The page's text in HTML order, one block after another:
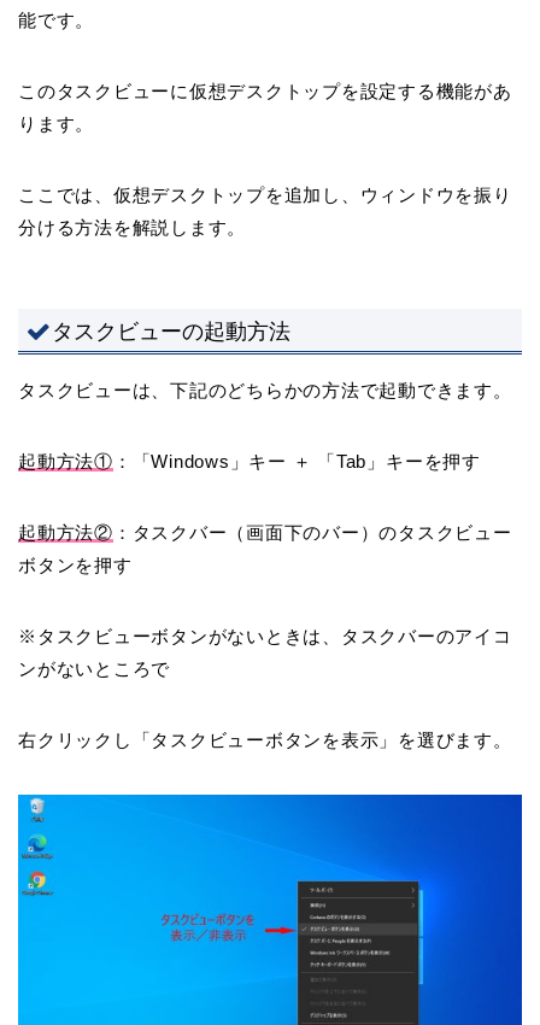
能です。
このタスクビューに仮想デスクトップを設定する機能があ
ります。
ここでは、仮想デスクトップを追加し、ウィンドウを振り
分ける方法を解説します。
タスクビューの起動方法
タスクビューは、下記のどちらかの方法で起動できます。
起動方法① ：「Windows」キー ＋ 「Tab」キーを押す
起動方法② ：タスクバー（画面下のバー）のタスクビュー
ボタンを押す
※タスクビューボタンがないときは、タスクバーのアイコ
ンがないところで
右クリックし「タスクビューボタンを表示」を選びます。